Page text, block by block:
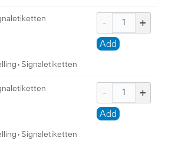
, Signaletiketten
Add
, Signaletiketten
Add